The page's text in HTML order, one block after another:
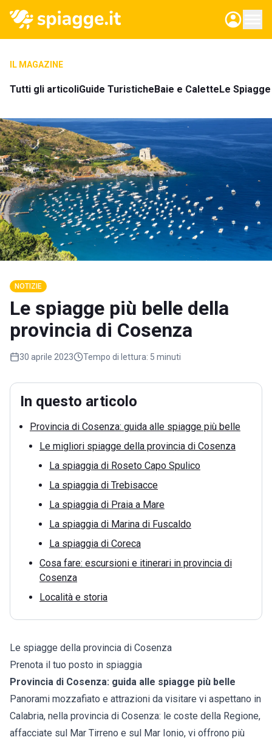
IL MAGAZINE
Tutti gli articoliGuide TuristicheBaie e CaletteLe
NOTIZIE
Le spiagge più belle della
provincia di Cosenza
30 aprile 2023 Tempo di lettura: 5 minuti
In questo articolo
Provincia di Cosenza: guida alle spiagge più belle
Le migliori spiagge della provincia di Cosenza
La spiaggia di Roseto Capo Spulico
La spiaggia di Trebisacce
La spiaggia di Praia a Mare
La spiaggia di Marina di Fuscaldo
La spiaggia di Coreca
Cosa fare: escursioni e itinerari in provincia di
Cosenza
Località e storia
Le spiagge della provincia di Cosenza
Prenota il tuo posto in spiaggia
Provincia di Cosenza: guida alle spiagge più belle
Panorami mozzafiato e attrazioni da visitare vi aspettano in
Calabria, nella provincia di Cosenza: le coste della Regione,
affacciate sul Mar Tirreno e sul Mar Ionio, vi offrono più